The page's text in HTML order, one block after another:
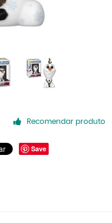
Recomendar produto
Save